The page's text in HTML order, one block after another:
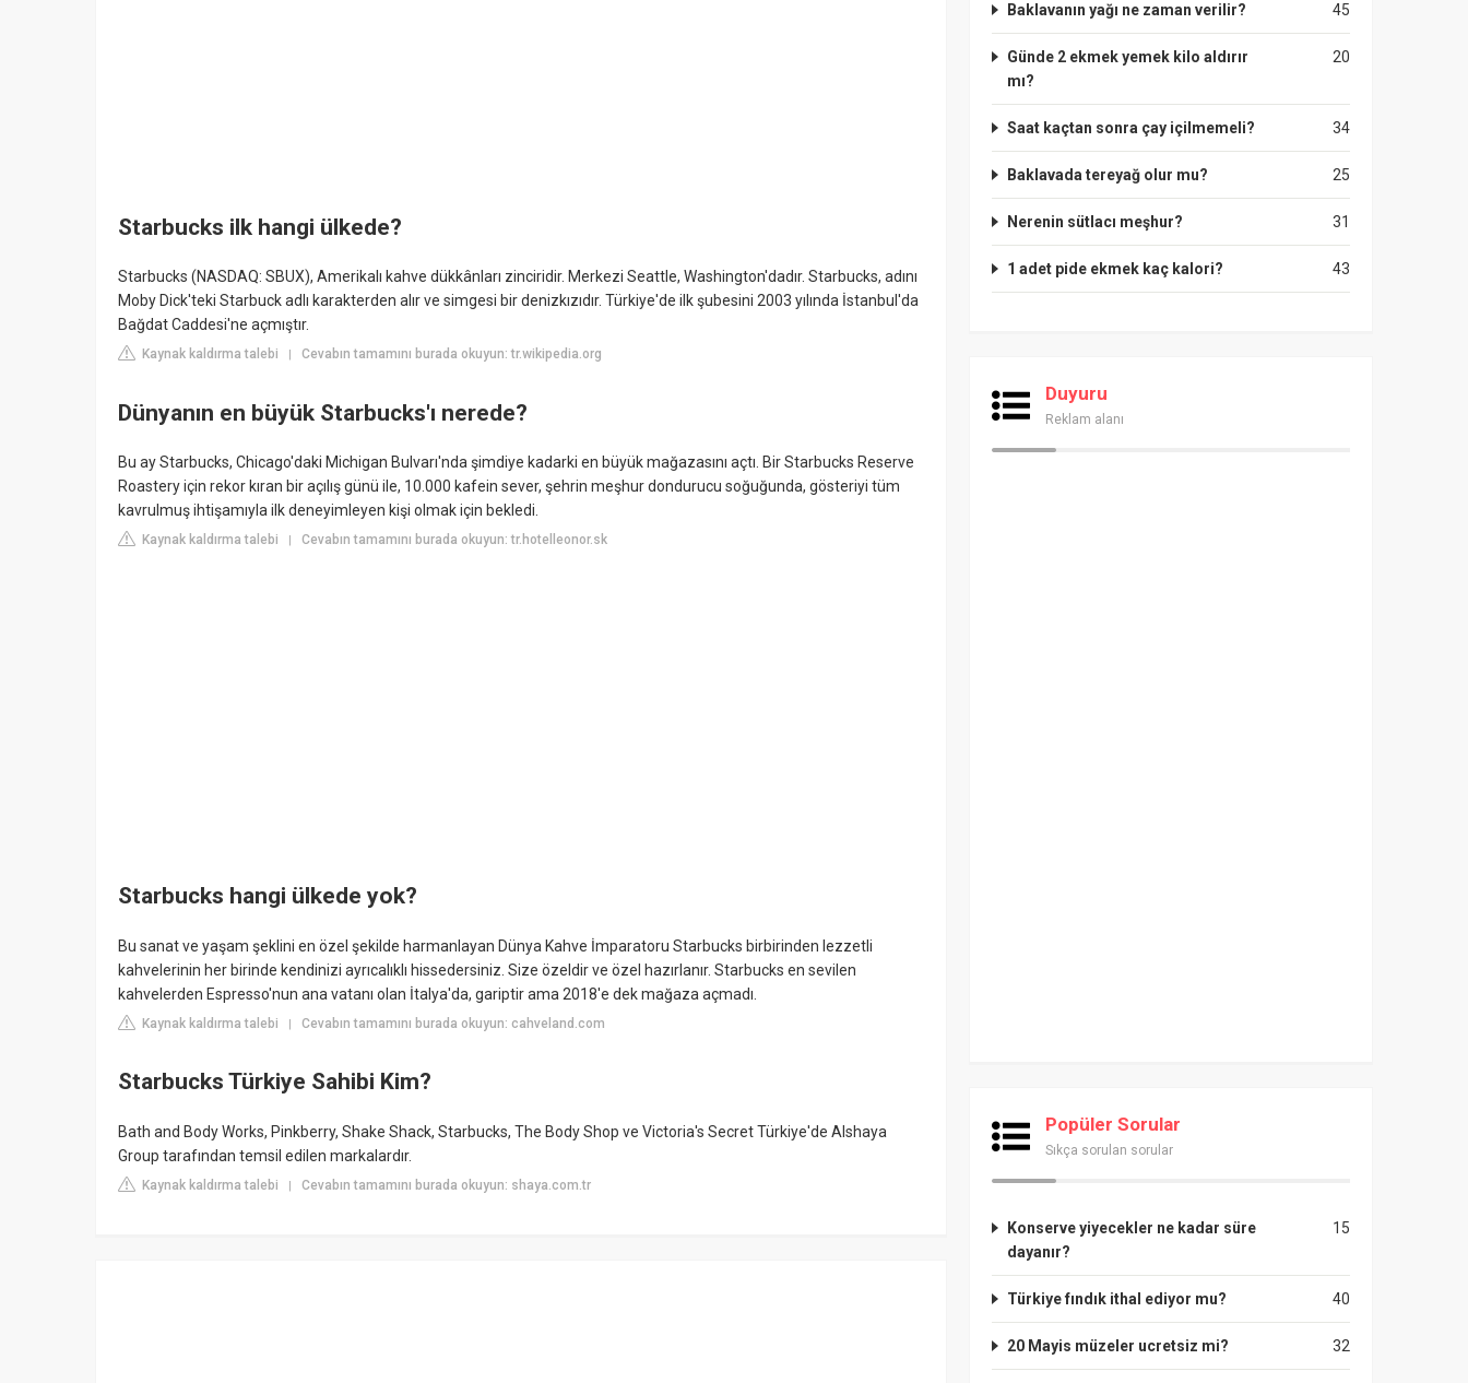
Starbucks ilk hangi ülkede?
Starbucks (NASDAQ: SBUX), Amerikalı kahve dükkânları zinciridir. Merkezi Seattle, Washington'dadır. Starbucks, adını
Moby Dick'teki Starbuck adlı karakterden alır ve simgesi bir denizkızıdır. Türkiye'de ilk şubesini 2003 yılında İstanbul'da
Bağdat Caddesi'ne açmıştır.
Kaynak kaldırma talebi Cevabın tamamını burada okuyun: tr.wikipedia.org
Dünyanın en büyük Starbucks'ı nerede?
Bu ay Starbucks, Chicago'daki Michigan Bulvarı'nda şimdiye kadarki en büyük mağazasını açtı. Bir Starbucks Reserve
Roastery için rekor kıran bir açılış günü ile, 10.000 kafein sever, şehrin meşhur dondurucu soğuğunda, gösteriyi tüm
kavrulmuş ihtişamıyla ilk deneyimleyen kişi olmak için bekledi.
Kaynak kaldırma talebi Cevabın tamamını burada okuyun: tr.hotelleonor.sk
Starbucks hangi ülkede yok?
Bu sanat ve yaşam şeklini en özel şekilde harmanlayan Dünya Kahve İmparatoru Starbucks birbirinden lezzetli
kahvelerinin her birinde kendinizi ayrıcalıklı hissedersiniz. Size özeldir ve özel hazırlanır. Starbucks en sevilen
kahvelerden Espresso'nun ana vatanı olan İtalya'da, gariptir ama 2018'e dek mağaza açmadı.
Kaynak kaldırma talebi | Cevabın tamamını burada okuyun: cahveland.com
Starbucks Türkiye Sahibi Kim?
Bath and Body Works, Pinkberry, Shake Shack, Starbucks, The Body Shop ve Victoria's Secret Türkiye'de Alshaya
Group tarafından temsil edilen markalardır.
Kaynak kaldırma talebi | Cevabın tamamını burada okuyun: shaya.com.tr
45
Baklavanın yağı ne zaman verilir?
20
Günde 2 ekmek yemek kilo aldırır
mı?
34
Saat kaçtan sonra çay içilmemeli?
25
Baklavada tereyağ olur mu?
31
Nerenin sütlacı meşhur?
43
1 adet pide ekmek kaç kalori?
Duyuru
Reklam alanı
Popüler Sorular
Sıkça sorulan sorular
15
Konserve yiyecekler ne kadar süre
dayanır?
40
Türkiye fındık ithal ediyor mu?
32
20 Mayis müzeler ucretsiz mi?